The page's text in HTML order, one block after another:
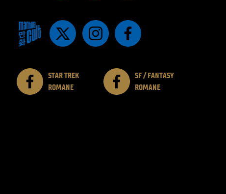
STAR TREK
ROMANE
SF / FANTASY
ROMANE